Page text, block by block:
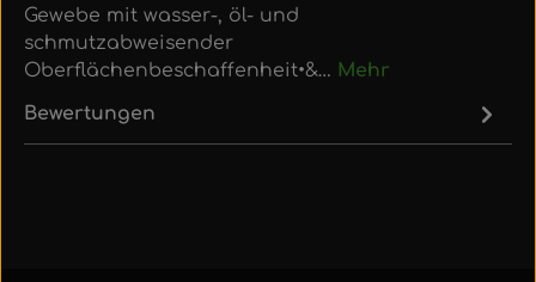
Gewebe mit wasser-, öl- und
schmutzabweisender
Oberflächenbeschaffenheit•&… Mehr
Bewertungen